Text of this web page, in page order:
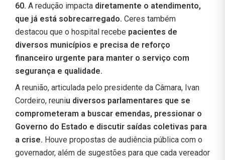
60. A redução impacta diretamente o atendimento,
que já está sobrecarregado. Ceres também
destacou que o hospital recebe pacientes de
diversos municípios e precisa de reforço
financeiro urgente para manter o serviço com
segurança e qualidade.
A reunião, articulada pelo presidente da Câmara, Ivan
Cordeiro, reuniu diversos parlamentares que se
comprometeram a buscar emendas, pressionar o
Governo do Estado e discutir saídas coletivas para
a crise. Houve propostas de audiência pública com o
governador, além de sugestões para que cada vereador